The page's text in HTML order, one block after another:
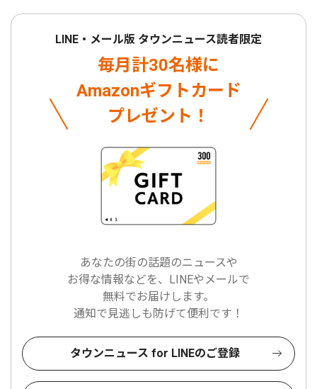
LINE・メール版 タウンニュース読者限定
毎月計30名様に
Amazonギフトカード
プレゼント！
あなたの街の話題のニュースや
お得な情報などを、LINEやメールで
無料でお届けします。
通知で見逃しも防げて便利です！
タウンニュース for LINEのご登録